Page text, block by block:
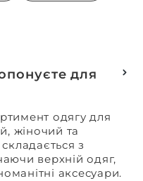
для
одягу для
жіночий та
з
верхній одяг,
аксесуари.